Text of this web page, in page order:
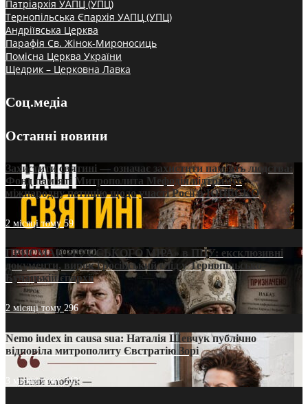
Патріархія УАПЦ (УПЦ)
Тернопільська Єпархія УАПЦ (УПЦ)
Андріївська Церква
Парафія Св. Жінок-Мироносиць
Помісна Церква України
Щедрик – Церковна Лавка
Соц.медіа
Останні новини
Захистити святині — означає захистити пам’ять людства:
Фонд пам’яті Митрополита Мефодія підтримує
міжнародну петицію щодо участі Росії в ЮНЕСКО
2 місяці тому59
ПРИСМАК «РУССЬКОГО МІРА» в ПЦУ: ексклюзивні
документи, вирок і російський слід у Тернопільсько-
Бучацькій єпархії
2 місяці тому 296
Nemo iudex in causa sua: Наталія Шевчук публічно
відповіла митрополиту Євстратію Зорі
3 місяці тому213